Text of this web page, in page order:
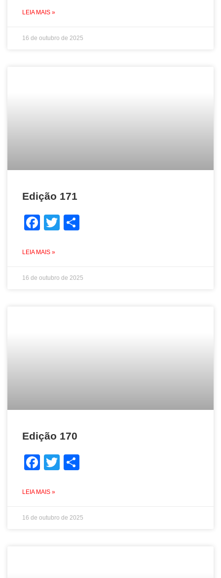
LEIA MAIS »
16 de outubro de 2025
Edição 171
Facebook
Twitter
LEIA MAIS »
16 de outubro de 2025
Edição 170
Facebook
Twitter
LEIA MAIS »
16 de outubro de 2025